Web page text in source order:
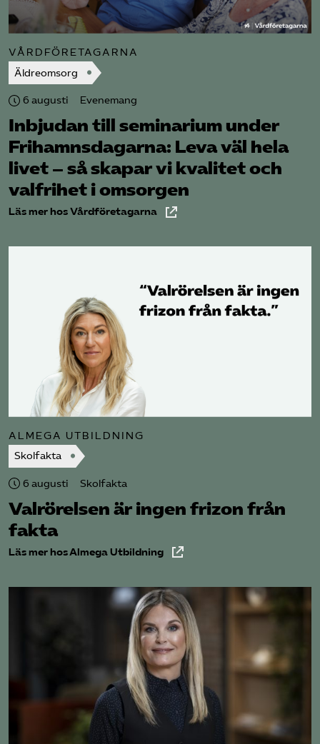
VÅRDFÖRETAGARNA
Äldreomsorg
6 augusti Evenemang
Inbjudan till seminarium under
Frihamns­dagarna: Leva väl hela
livet – så skapar vi kvalitet och
valfrihet i omsorgen
Läs mer hos Vårdföretagarna
ALMEGA UTBILDNING
Skolfakta
6 augusti Skolfakta
Valrörelsen är ingen frizon från
fakta
Läs mer hos Almega Utbildning